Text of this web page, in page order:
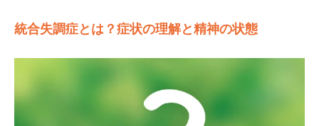
統合失調症とは？症状の理解と精神の状態